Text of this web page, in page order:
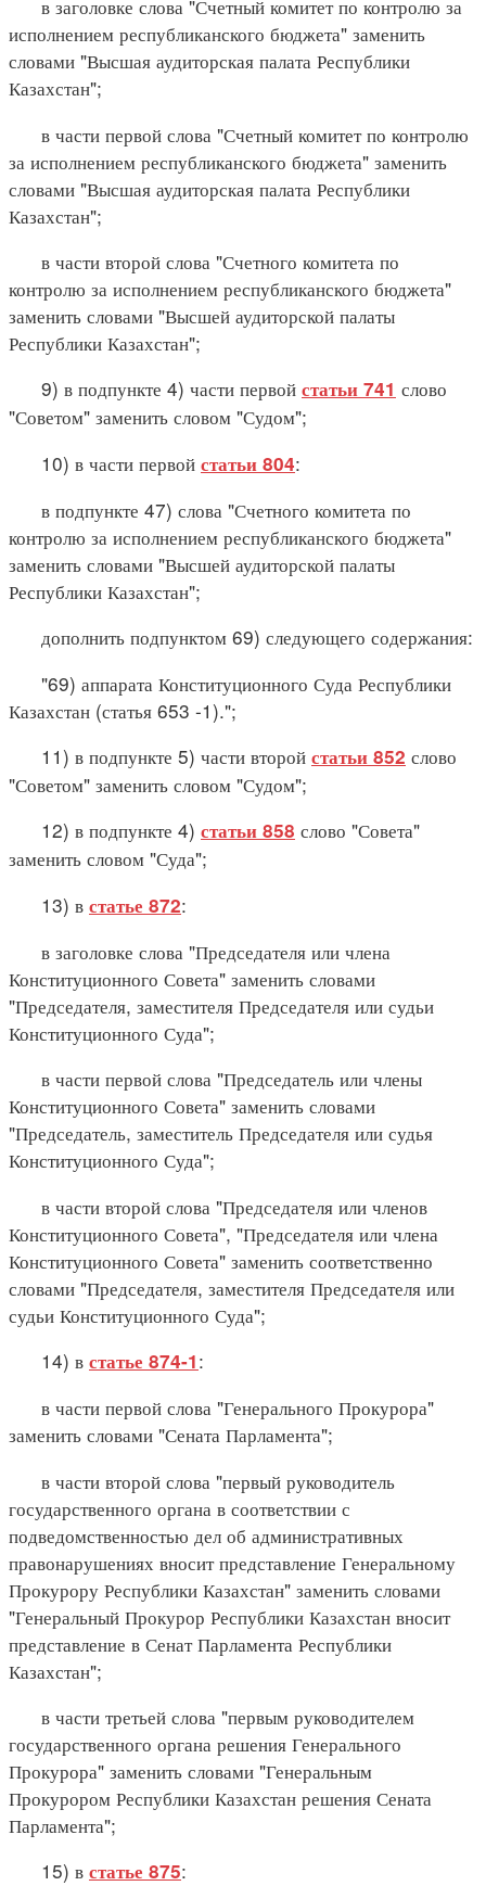
в заголовке слова "Счетный комитет по контролю за
исполнением республиканского бюджета" заменить
словами "Высшая аудиторская палата Республики
Казахстан";
в части первой слова "Счетный комитет по контролю
за исполнением республиканского бюджета" заменить
словами "Высшая аудиторская палата Республики
Казахстан";
в части второй слова "Счетного комитета по
контролю за исполнением республиканского бюджета"
заменить словами "Высшей аудиторской палаты
Республики Казахстан";
9) в подпункте 4) части первой статьи 741 слово
"Советом" заменить словом "Судом";
10) в части первой статьи 804:
в подпункте 47) слова "Счетного комитета по
контролю за исполнением республиканского бюджета"
заменить словами "Высшей аудиторской палаты
Республики Казахстан";
дополнить подпунктом 69) следующего содержания:
"69) аппарата Конституционного Суда Республики
Казахстан (статья 653 -1).";
11) в подпункте 5) части второй статьи 852 слово
"Советом" заменить словом "Судом";
12) в подпункте 4) статьи 858 слово "Совета"
заменить словом "Суда";
13) в статье 872:
в заголовке слова "Председателя или члена
Конституционного Совета" заменить словами
"Председателя, заместителя Председателя или судьи
Конституционного Суда";
в части первой слова "Председатель или члены
Конституционного Совета" заменить словами
"Председатель, заместитель Председателя или судья
Конституционного Суда";
в части второй слова "Председателя или членов
Конституционного Совета", "Председателя или члена
Конституционного Совета" заменить соответственно
словами "Председателя, заместителя Председателя или
судьи Конституционного Суда";
14) в статье 874-1:
в части первой слова "Генерального Прокурора"
заменить словами "Сената Парламента";
в части второй слова "первый руководитель
государственного органа в соответствии с
подведомственностью дел об административных
правонарушениях вносит представление Генеральному
Прокурору Республики Казахстан" заменить словами
"Генеральный Прокурор Республики Казахстан вносит
представление в Сенат Парламента Республики
Казахстан";
в части третьей слова "первым руководителем
государственного органа решения Генерального
Прокурора" заменить словами "Генеральным
Прокурором Республики Казахстан решения Сената
Парламента";
15) в статье 875: